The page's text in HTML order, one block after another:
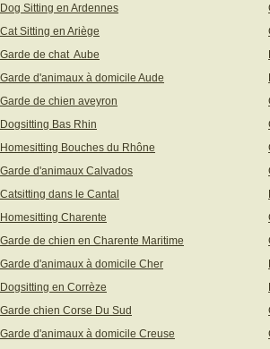
Dog Sitting en Ardennes
Cat Sitting en Ariège
Garde de chat Aube
Garde d'animaux à domicile Aude
Garde de chien aveyron
Dogsitting Bas Rhin
Homesitting Bouches du Rhône
Garde d'animaux Calvados
Catsitting dans le Cantal
Homesitting Charente
Garde de chien en Charente Maritime
Garde d'animaux à domicile Cher
Dogsitting en Corrèze
Garde chien Corse Du Sud
Garde d'animaux à domicile Creuse